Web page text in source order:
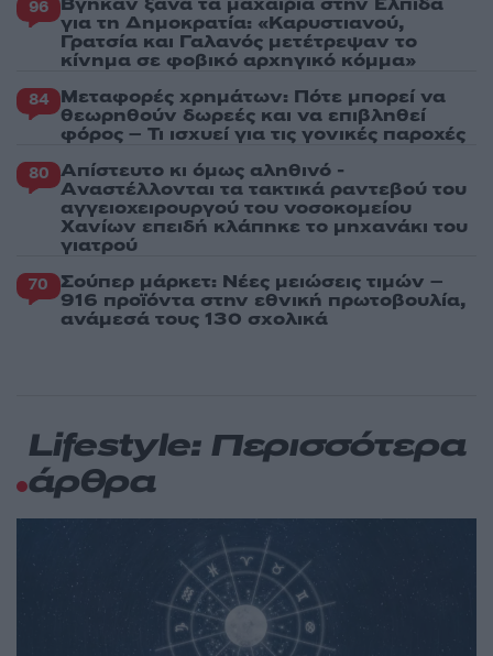
96
για τη Δημοκρατία: «Καρυστιανού,
Γρατσία και Γαλανός μετέτρεψαν το
κίνημα σε φοβικό αρχηγικό κόμμα»
84 Μεταφορές χρημάτων: Πότε μπορεί να
θεωρηθούν δωρεές και να επιβληθεί
φόρος – Τι ισχυεί για τις γονικές παροχές
80 Απίστευτο κι όμως αληθινό -
Aναστέλλονται τα τακτικά ραντεβού του
αγγειοχειρουργού του νοσοκομείου
Χανίων επειδή κλάπηκε το μηχανάκι του
γιατρού
70 Σούπερ μάρκετ: Νέες μειώσεις τιμών –
916 προϊόντα στην εθνική πρωτοβουλία,
ανάμεσά τους 130 σχολικά
Lifestyle: Περισσότερα
άρθρα